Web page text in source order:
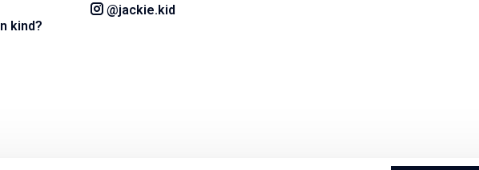
kind?
@jackie.kid